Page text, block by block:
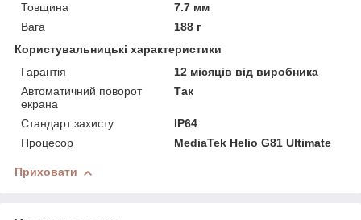
Товщина
7.7 мм
Вага
188 г
Користувальницькі характеристики
Гарантія
12 місяців від виробника
Автоматичний поворот
екрана
Так
Стандарт захисту
IP64
Процесор
MediaTek Helio G81 Ultimate
Приховати